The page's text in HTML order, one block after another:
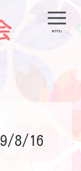
menu
8/16